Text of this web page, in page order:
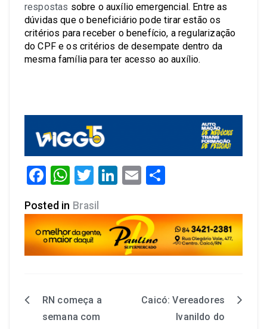
respostas sobre o auxílio emergencial. Entre as
dúvidas que o beneficiário pode tirar estão os
critérios para receber o benefício, a regularização
do CPF e os critérios de desempate dentro da
mesma família para ter acesso ao auxílio.
Facebook
WhatsApp
Twitter
LinkedIn
Email
Posted in Brasil
RN começa a
semana com
Caicó: Vereadores
Ivanildo do